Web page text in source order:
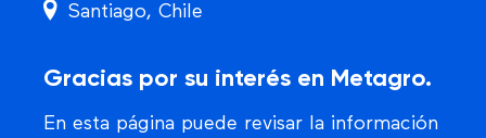
Santiago, Chile
Gracias por su interés en Metagro.
En esta página puede revisar la información